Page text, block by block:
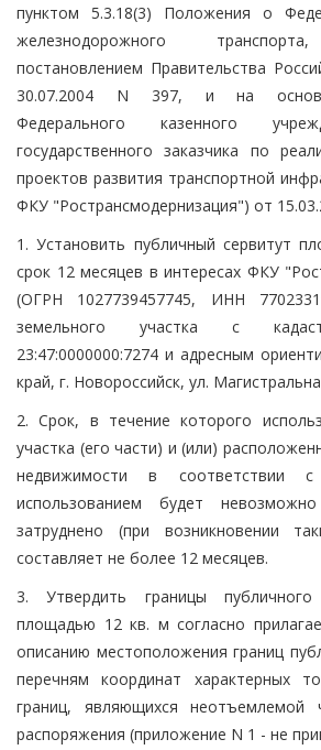
пунктом 5.3.18(3) Положения о
железнодорожного
постановлением Правительства
30.07.2004 N 397, и на
Федерального казенного
государственного заказчика по
проектов развития транспортной
ФКУ "Ространсмодернизация") от
1. Установить публичный сервитут
срок 12 месяцев в интересах ФКУ
(ОГРН 1027739457745, ИНН
земельного участка с
23:47:0000000:7274 и адресным
край, г. Новороссийск, ул.
2. Срок, в течение которого
участка (его части) и (или)
недвижимости в соответствии
использованием будет
затруднено (при возникновении
составляет не более 12 месяцев.
3. Утвердить границы
площадью 12 кв. м согласно
описанию местоположения границ
перечням координат характерных
границ, являющихся неотъемлемой
распоряжения (приложение N 1 - не